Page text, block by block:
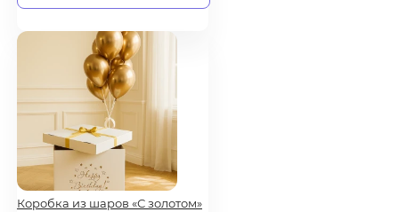
Коробка из шаров «С золотом»